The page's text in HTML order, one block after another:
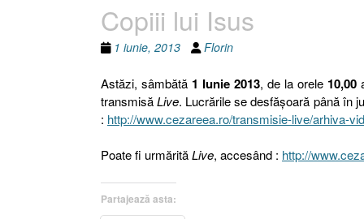
Copiii lui Isus
1 iunie, 2013 Florin
Astăzi, sâmbătă 1 Iunie 2013, de la orele 10,00
transmisăLive. Lucrările se desfăşoară până în
: http://www.cezareea.ro/transmisie-live/arhiva-
Poate fi urmărităLive, accesând : http://
Partajează asta: